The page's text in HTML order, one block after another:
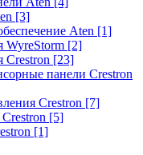
[3]
Aten [1]
WyreStorm [2]
Crestron [23]
панели Crestron
Crestron [7]
[5]
[1]